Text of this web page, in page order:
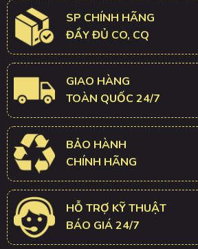
SP CHÍNH HÃNG
ĐẦY ĐỦ CO, CQ
GIAO HÀNG
TOÀN QUỐC 24/7
BẢO HÀNH
CHÍNH HÃNG
HỖ TRỢ KỸ THUẬT
BÁO GIÁ 24/7